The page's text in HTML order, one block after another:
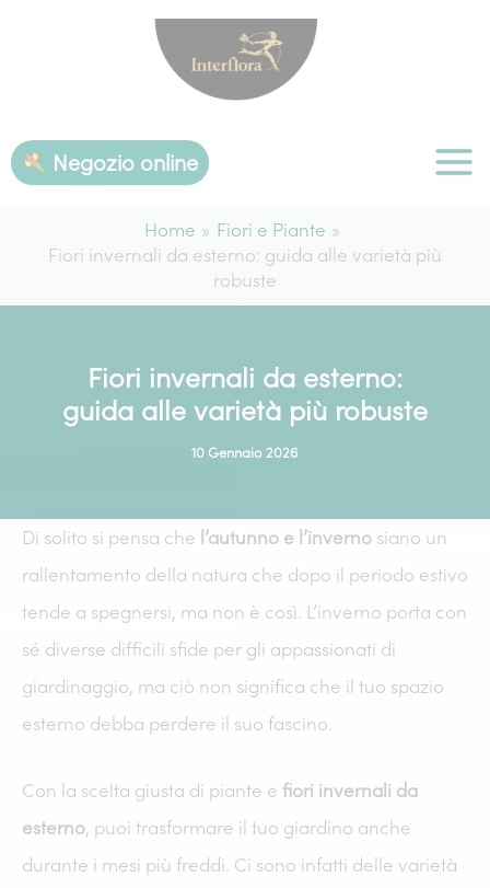
Negozio online
Home
Fiori e Piante
Fiori invernali da esterno: guida alle varietà più
robuste
Fiori invernali da esterno:
guida alle varietà più robuste
10 Gennaio 2026
Di solito si pensa che l’autunno e l’inverno siano un
rallentamento della natura che dopo il periodo estivo
tende a spegnersi, ma non è così. L’inverno porta con
sé diverse difficili sfide per gli appassionati di
giardinaggio, ma ciò non significa che il tuo spazio
esterno debba perdere il suo fascino.
Con la scelta giusta di piante e fiori invernali da
esterno, puoi trasformare il tuo giardino anche
durante i mesi più freddi. Ci sono infatti delle varietà